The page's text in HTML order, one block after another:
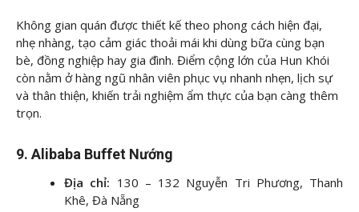
Không gian quán được thiết kế theo phong cách hiện đại,
nhẹ nhàng, tạo cảm giác thoải mái khi dùng bữa cùng bạn
bè, đồng nghiệp hay gia đình. Điểm cộng lớn của Hun Khói
còn nằm ở hàng ngũ nhân viên phục vụ nhanh nhẹn, lịch sự
và thân thiện, khiến trải nghiệm ẩm thực của bạn càng thêm
trọn.
9. Alibaba Buffet Nướng
Địa chỉ: 130 – 132 Nguyễn Tri Phương, Thanh
Khê, Đà Nẵng